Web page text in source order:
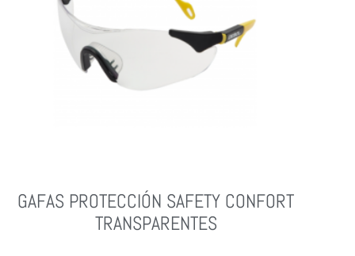
GAFAS PROTECCIÓN SAFETY CONFORT
TRANSPARENTES